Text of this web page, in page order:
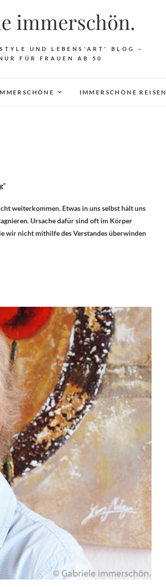
immerschön.
UND LEBENS'ART' BLOG –
FÜR FRAUEN AB 50
IMMERSCHÖNE REISEN
weiterkommen. Etwas in uns selbst hält uns
Ursache dafür sind oft im Körper
wir nicht mithilfe des Verstandes überwinden